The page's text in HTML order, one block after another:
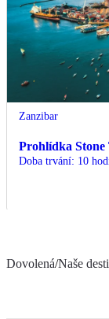
Zanzibar
Prohlídka
Doba trvání: 10
Dovolená/Naše